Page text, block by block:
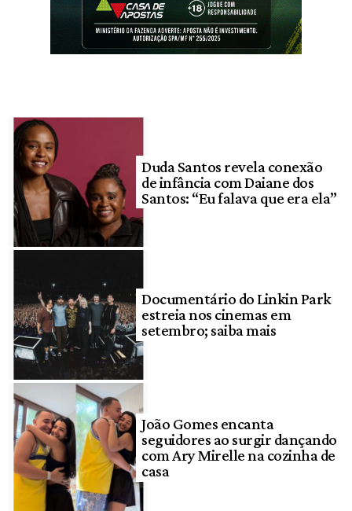
Duda Santos revela conexão
de infância com Daiane dos
Santos: “Eu falava que era ela”
Documentário do Linkin Park
estreia nos cinemas em
setembro; saiba mais
João Gomes encanta
seguidores ao surgir dançando
com Ary Mirelle na cozinha de
casa